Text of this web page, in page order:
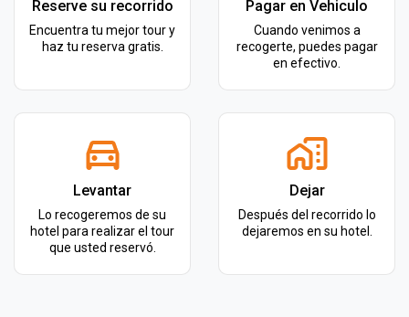
Reserve su recorrido
Encuentra tu mejor tour y
haz tu reserva gratis.
Pagar en Vehiculo
Cuando venimos a
recogerte, puedes pagar
en efectivo.
Levantar
Lo recogeremos de su
hotel para realizar el tour
que usted reservó.
Dejar
Después del recorrido lo
dejaremos en su hotel.